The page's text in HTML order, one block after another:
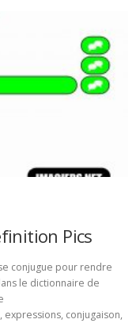
Pics
conjugue pour rendre
le dictionnaire de
conjugaison,